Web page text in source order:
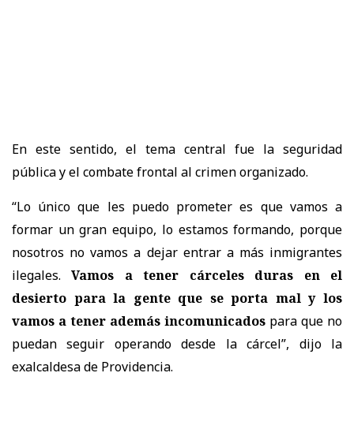
En este sentido, el tema central fue la seguridad
pública y el combate frontal al crimen organizado.
“Lo único que les puedo prometer es que vamos a
formar un gran equipo, lo estamos formando, porque
nosotros no vamos a dejar entrar a más inmigrantes
ilegales.Vamos a tener cárceles duras en el
desierto para la gente que se porta mal y los
vamos a tener además incomunicados para que no
puedan seguir operando desde la cárcel”, dijo la
exalcaldesa de Providencia.